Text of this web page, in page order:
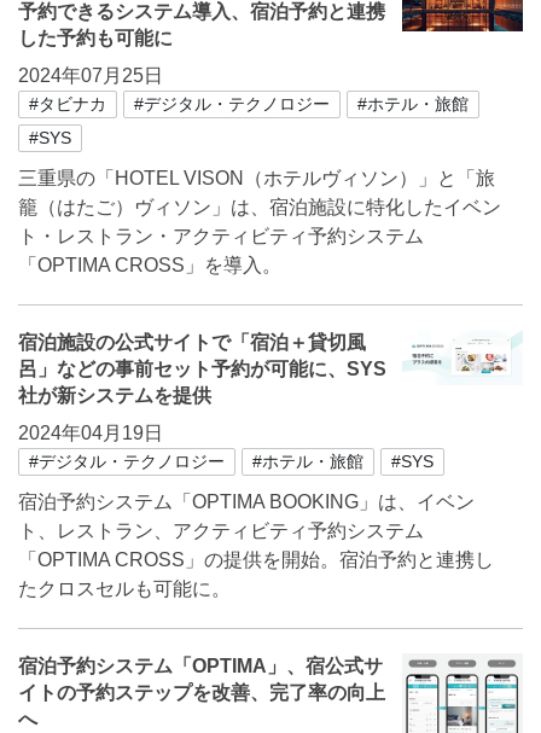
予約できるシステム導入、宿泊予約と連携
した予約も可能に
2024年07月25日
#タビナカ #デジタル・テクノロジー
#ホテル・旅館
#SYS
三重県の「HOTEL VISON（ホテルヴィソン）」と「旅
籠（はたご）ヴィソン」は、宿泊施設に特化したイベン
ト・レストラン・アクティビティ予約システム
「OPTIMA CROSS」を導入。
宿泊施設の公式サイトで「宿泊＋貸切風
呂」などの事前セット予約が可能に、SYS
社が新システムを提供
2024年04月19日
#デジタル・テクノロジー #ホテル・旅館 #SYS
宿泊予約システム「OPTIMA BOOKING」は、イベン
ト、レストラン、アクティビティ予約システム
「OPTIMA CROSS」の提供を開始。宿泊予約と連携し
たクロスセルも可能に。
宿泊予約システム「OPTIMA」、宿公式サ
イトの予約ステップを改善、完了率の向上
へ